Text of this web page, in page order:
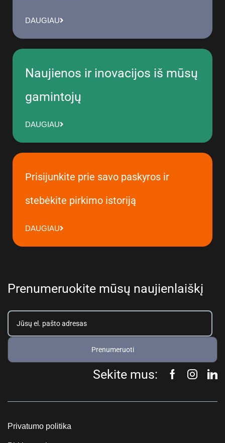
DAUGIAU
Naujienos ir inovacijos iš mūsų
gamintojų
DAUGIAU
Prisijunkite prie savo paskyros ir
stebėkite pirkimo istoriją
DAUGIAU
Prenumeruokite mūsų naujienlaiškį
Prenumeruoti
Sekite mus:
Privatumo politika